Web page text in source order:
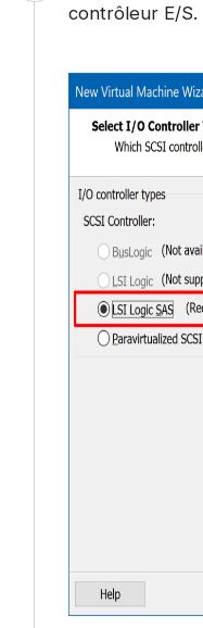
contrôleur E/S.